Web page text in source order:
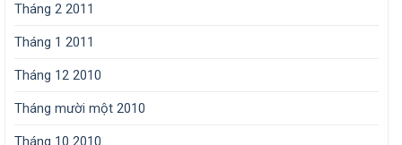
Tháng 2 2011
Tháng 1 2011
Tháng 12 2010
Tháng mười một 2010
Tháng 10 2010